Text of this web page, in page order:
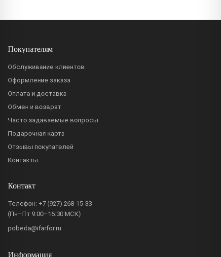
Покупателям
Обслуживание клиентов
Оформление заказа
Оплата и доставка
Обмен и возврат
Часто задаваемые вопросы
Подарочная карта
Отзывы покупателей
Контакты
Контакт
Телефон: +7 (927) 268-15-33
(Пн–Пт 9:00–16:30 МСК)
pobeda@ifarfor.ru
Информация